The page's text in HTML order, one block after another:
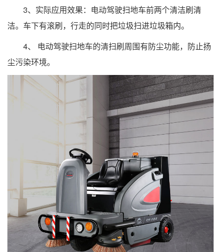
3、实际应用效果：电动驾驶扫地车前两个清洁刷清
洁。车下有滚刷，行走的同时把垃圾扫进垃圾箱内。
4、 电动驾驶扫地车的清扫刷周围有防尘功能，防止扬
尘污染环境。